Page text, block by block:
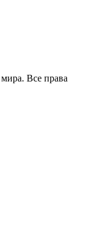
Все права